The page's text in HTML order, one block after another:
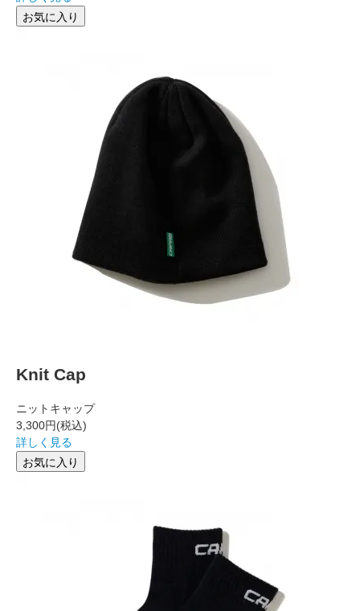
お気に入り
Knit Cap
ニットキャップ
3,300円(税込)
詳しく見る
お気に入り